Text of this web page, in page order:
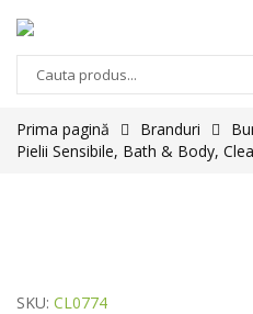
Prima pagină Branduri
Pielii Sensibile, Bath & Body,
SKU: CL0774